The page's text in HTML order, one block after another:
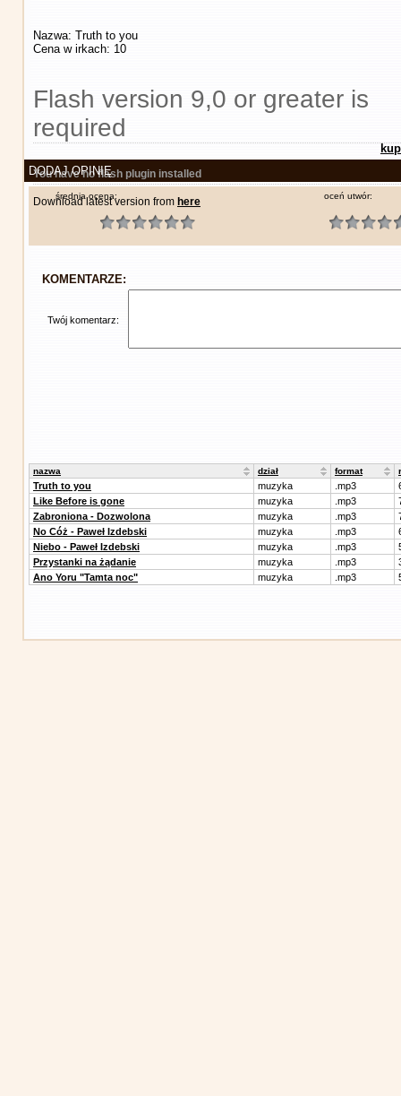
Nazwa: Truth to you
Cena w irkach: 10
Flash version 9,0 or greater is
required
You have no flash plugin installed
Download latest version from here
DODAJ OPINIĘ
średnia ocena: oceń utwór:
KOMENTARZE:
Twój komentarz:
nazwa dział format
Truth to you muzyka .mp3
Like Before is gone
muzyka .mp3
Zabroniona - Dozwolona
muzyka .mp3
No Cóż - Paweł Izdebski
muzyka .mp3
Niebo - Paweł Izdebski
muzyka .mp3
Przystanki na żądanie
muzyka .mp3
Ano Yoru "Tamta noc"
muzyka .mp3